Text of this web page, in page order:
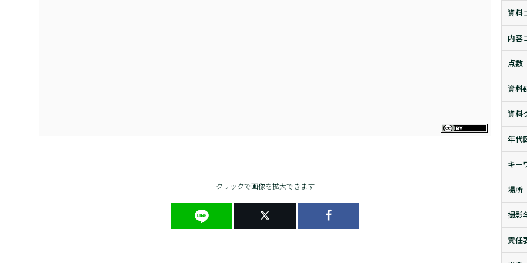
クリックで画像を拡大できます
資料
内容
点数
資料
資料
年代
キー
場所
撮影
責任